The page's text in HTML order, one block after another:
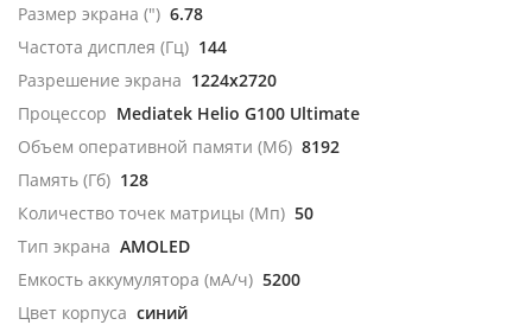
Размер экрана (") 6.78
Частота дисплея (Гц) 144
Разрешение экрана 1224x2720
Процессор Mediatek Helio G100 Ultimate
Объем оперативной памяти (Мб) 8192
Память (Гб) 128
Количество точек матрицы (Мп) 50
Тип экрана AMOLED
Емкость аккумулятора (мА/ч) 5200
Цвет корпуса синий